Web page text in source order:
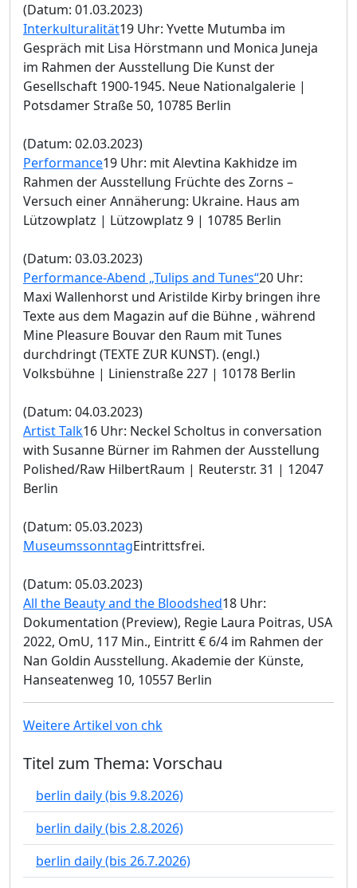
(Datum: 01.03.2023)
Interkulturalität19 Uhr: Yvette Mutumba im
Gespräch mit Lisa Hörstmann und Monica Juneja
im Rahmen der Ausstellung Die Kunst der
Gesellschaft 1900-1945. Neue Nationalgalerie |
Potsdamer Straße 50, 10785 Berlin
(Datum: 02.03.2023)
Performance19 Uhr: mit Alevtina Kakhidze im
Rahmen der Ausstellung Früchte des Zorns –
Versuch einer Annäherung: Ukraine. Haus am
Lützowplatz | Lützowplatz 9 | 10785 Berlin
(Datum: 03.03.2023)
Performance-Abend „Tulips and Tunes“20 Uhr:
Maxi Wallenhorst und Aristilde Kirby bringen ihre
Texte aus dem Magazin auf die Bühne , während
Mine Pleasure Bouvar den Raum mit Tunes
durchdringt (TEXTE ZUR KUNST). (engl.)
Volksbühne | Linienstraße 227 | 10178 Berlin
(Datum: 04.03.2023)
Artist Talk16 Uhr: Neckel Scholtus in conversation
with Susanne Bürner im Rahmen der Ausstellung
Polished/Raw HilbertRaum | Reuterstr. 31 | 12047
Berlin
(Datum: 05.03.2023)
MuseumssonntagEintrittsfrei.
(Datum: 05.03.2023)
All the Beauty and the Bloodshed18 Uhr:
Dokumentation (Preview), Regie Laura Poitras, USA
2022, OmU, 117 Min., Eintritt € 6/4 im Rahmen der
Nan Goldin Ausstellung. Akademie der Künste,
Hanseatenweg 10, 10557 Berlin
Weitere Artikel von chk
Titel zum Thema: Vorschau
berlin daily (bis 9.8.2026)
berlin daily (bis 2.8.2026)
berlin daily (bis 26.7.2026)